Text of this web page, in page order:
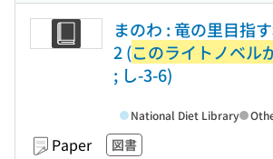
まのわ : 竜の里目指
2 (このライトノベル
; し-3-6)
Paper 図書
National Diet Library